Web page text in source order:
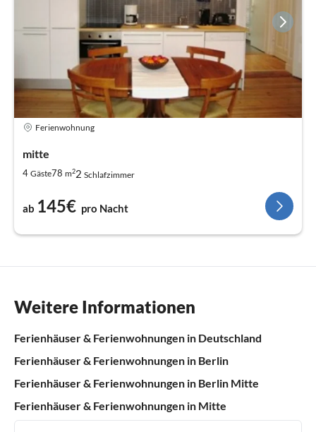
Ferienwohnung
mitte
4 Gäste78 m22 Schlafzimmer
ab 145€ pro Nacht
Weitere Informationen
Ferienhäuser & Ferienwohnungen in Deutschland
Ferienhäuser & Ferienwohnungen in Berlin
Ferienhäuser & Ferienwohnungen in Berlin Mitte
Ferienhäuser & Ferienwohnungen in Mitte